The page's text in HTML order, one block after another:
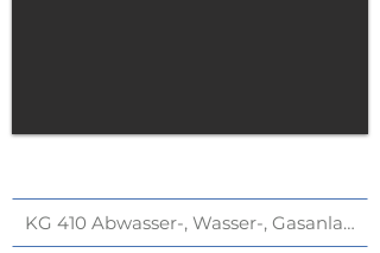
KG 410 Abwasser-, Wasser-, Gasanlagen